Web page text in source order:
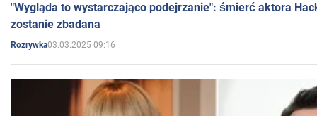
"Wygląda to wystarczająco podejrzanie": śmierć aktora
zostanie zbadana
Rozrywka03.03.2025 09:16